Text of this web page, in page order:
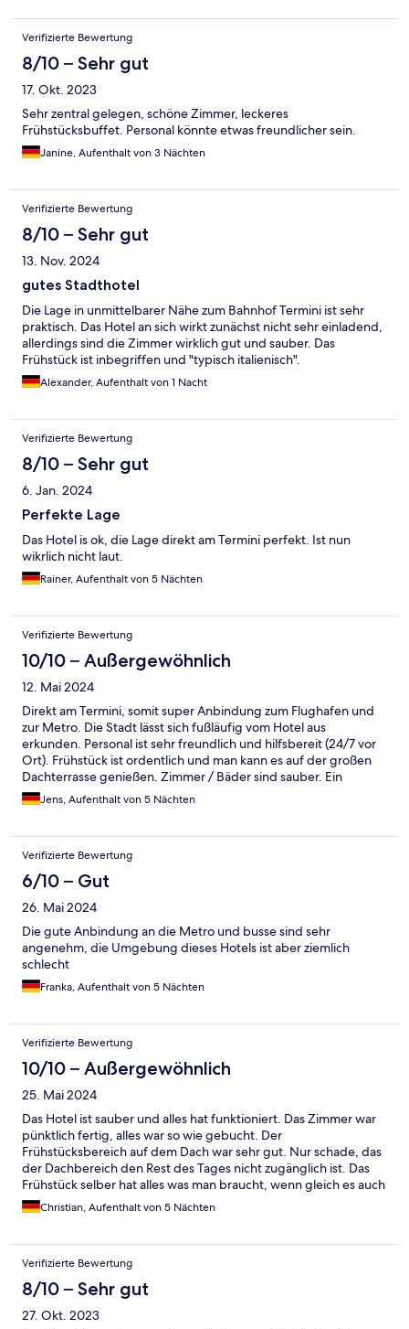
Verifizierte Bewertung
8/10 – Sehr gut
17. Okt. 2023
Sehr zentral gelegen, schöne Zimmer, leckeres
Frühstücksbuffet. Personal könnte etwas freundlicher sein.
Janine, Aufenthalt von 3 Nächten
Verifizierte Bewertung
8/10 – Sehr gut
13. Nov. 2024
gutes Stadthotel
Die Lage in unmittelbarer Nähe zum Bahnhof Termini ist sehr
praktisch. Das Hotel an sich wirkt zunächst nicht sehr einladend,
allerdings sind die Zimmer wirklich gut und sauber. Das
Frühstück ist inbegriffen und "typisch italienisch".
Alexander, Aufenthalt von 1 Nacht
Verifizierte Bewertung
8/10 – Sehr gut
6. Jan. 2024
Perfekte Lage
Das Hotel is ok, die Lage direkt am Termini perfekt. Ist nun
wikrlich nicht laut.
Rainer, Aufenthalt von 5 Nächten
Verifizierte Bewertung
10/10 – Außergewöhnlich
12. Mai 2024
Direkt am Termini, somit super Anbindung zum Flughafen und
zur Metro. Die Stadt lässt sich fußläufig vom Hotel aus
erkunden. Personal ist sehr freundlich und hilfsbereit (24/7 vor
Ort). Frühstück ist ordentlich und man kann es auf der großen
Dachterrasse genießen. Zimmer / Bäder sind sauber. Ein
gelungener Aufenthalt.
Jens, Aufenthalt von 5 Nächten
Verifizierte Bewertung
6/10 – Gut
26. Mai 2024
Die gute Anbindung an die Metro und busse sind sehr
angenehm, die Umgebung dieses Hotels ist aber ziemlich
schlecht
Franka, Aufenthalt von 5 Nächten
Verifizierte Bewertung
10/10 – Außergewöhnlich
25. Mai 2024
Das Hotel ist sauber und alles hat funktioniert. Das Zimmer war
pünktlich fertig, alles war so wie gebucht. Der
Frühstücksbereich auf dem Dach war sehr gut. Nur schade, das
der Dachbereich den Rest des Tages nicht zugänglich ist. Das
Frühstück selber hat alles was man braucht, wenn gleich es auch
nichts besonderes gab. Personal sehr aufmerksam.
Christian, Aufenthalt von 5 Nächten
Verifizierte Bewertung
8/10 – Sehr gut
27. Okt. 2023